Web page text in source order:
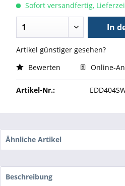
Sofort versandfertig,
In
Artikel günstiger gesehen?
Bewerten
Online-
Artikel-Nr.:
Ähnliche Artikel
Beschreibung